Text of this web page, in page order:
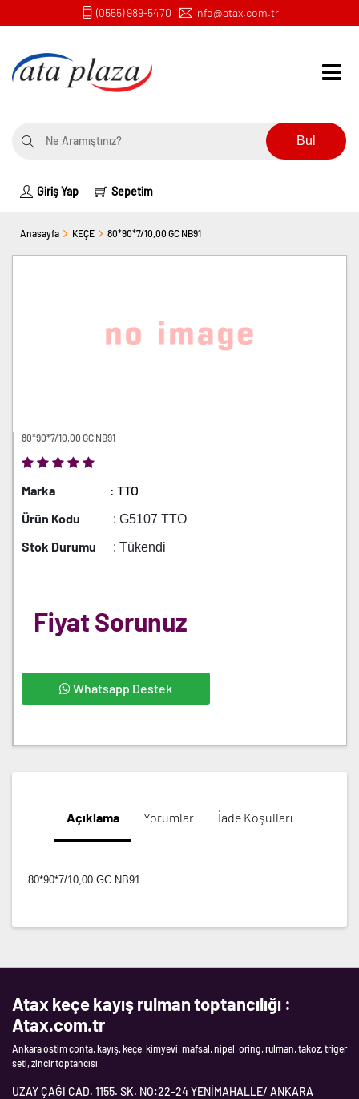
(0555) 989-5470 info@atax.com.tr
Bul
Giriş Yap Sepetim
Anasayfa KEÇE 80*90*7/10,00 GC NB91
80*90*7/10,00 GC NB91
Marka
: TTO
Ürün Kodu
: G5107 TTO
Stok Durumu : Tükendi
Fiyat Sorunuz
Whatsapp Destek
Açıklama Yorumlar İade Koşulları
80*90*7/10,00 GC NB91
Atax keçe kayış rulman toptancılığı :
Atax.com.tr
Ankara ostim conta, kayış, keçe, kimyevi, mafsal, nipel, oring, rulman, takoz, triger
seti, zincir toptancısı
UZAY ÇAĞI CAD. 1155. SK. NO:22-24 YENİMAHALLE/ ANKARA